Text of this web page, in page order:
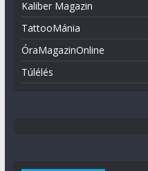
Kaliber Magazin
TattooMánia
ÓraMagazinOnline
Túlélés